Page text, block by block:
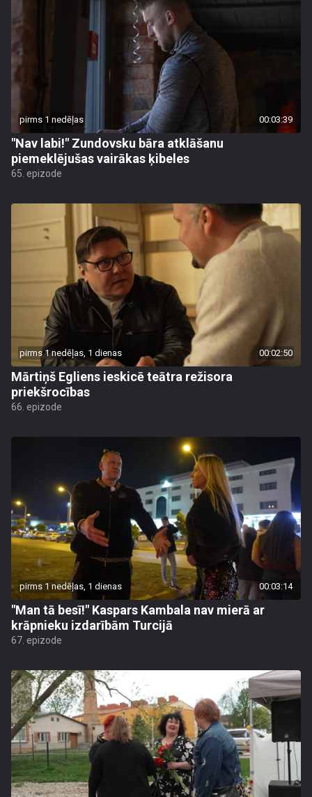
pirms 1 nedēļas 00:03:39
"Nav labi!" Zundovsku bāra atklāšanu
piemeklējušas vairākas ķibeles
65. epizode
pirms 1 nedēļas, 1 dienas 00:02:50
Mārtiņš Egliens ieskicē teātra režisora
priekšrocības
66. epizode
pirms 1 nedēļas, 1 dienas 00:03:14
"Man tā besī!" Kaspars Kambala nav mierā ar
krāpnieku izdarībām Turcijā
67. epizode